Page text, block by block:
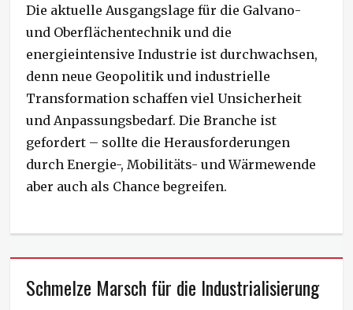
t
d
o
n
Die aktuelle Ausgangslage für die Galvano-
und Oberflächentechnik und die
energieintensive Industrie ist durchwachsen,
denn neue Geopolitik und industrielle
Transformation schaffen viel Unsicherheit
und Anpassungsbedarf. Die Branche ist
gefordert – sollte die Herausforderungen
durch Energie-, Mobilitäts- und Wärmewende
aber auch als Chance begreifen.
Schmelze Marsch für die Industrialisierung